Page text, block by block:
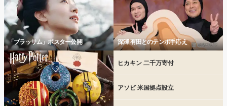
「ブラッサム」ポスター公開 深澤 有田とのテンポ手応え
ヒカキン 二千万寄付
アソビ 米国拠点設立